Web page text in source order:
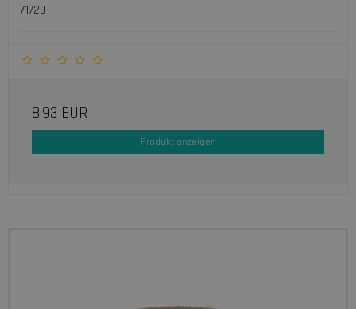
71729
8.93 EUR
Produkt anzeigen